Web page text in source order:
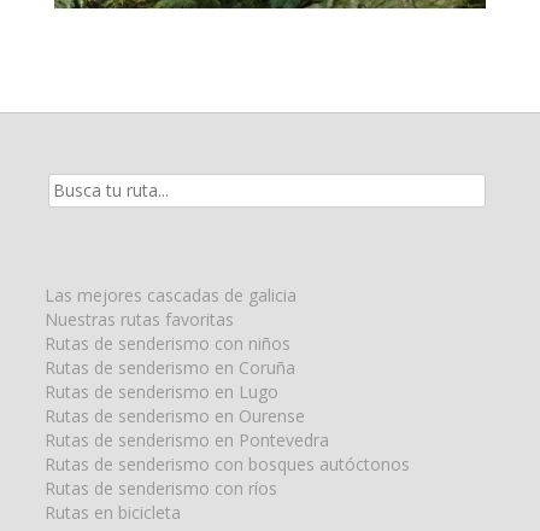
Resultados
Las mejores cascadas de galicia
Nuestras rutas favoritas
Rutas de senderismo con niños
Rutas de senderismo en Coruña
Rutas de senderismo en Lugo
Rutas de senderismo en Ourense
Rutas de senderismo en Pontevedra
Rutas de senderismo con bosques autóctonos
Rutas de senderismo con ríos
Rutas en bicicleta